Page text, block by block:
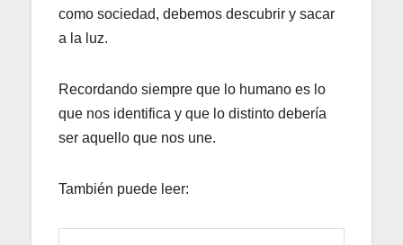
como sociedad, debemos descubrir y sacar
a la luz.
Recordando siempre que lo humano es lo
que nos identifica y que lo distinto debería
ser aquello que nos une.
También puede leer: